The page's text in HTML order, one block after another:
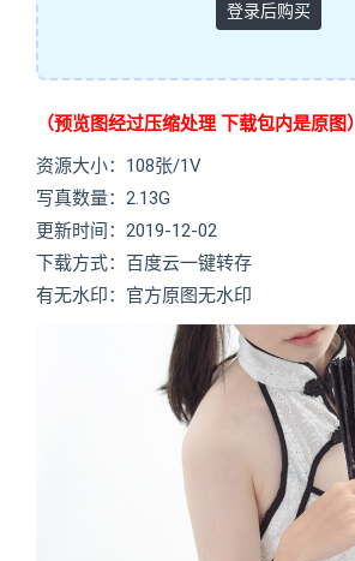
登录后购买
（预览图经过压缩处理 下载包内是原图）
资源大小：108张/1V
写真数量：2.13G
更新时间：2019-12-02
下载方式：百度云一键转存
有无水印：官方原图无水印